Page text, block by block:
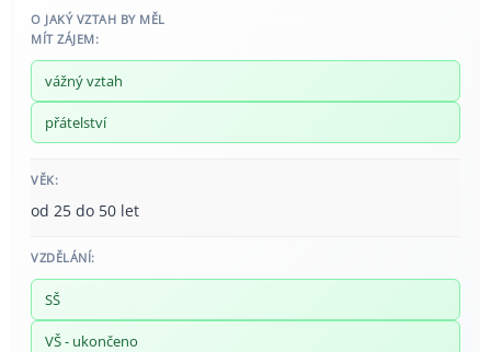
O JAKÝ VZTAH BY MĚL
MÍT ZÁJEM:
vážný vztah
přátelství
VĚK:
od 25 do 50 let
VZDĚLÁNÍ:
SŠ
VŠ - ukončeno